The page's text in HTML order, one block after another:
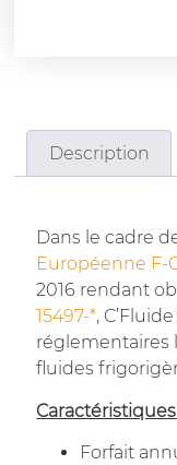
Description
Dans le cadre
Européenne F-
2016 rendant
15497-*,
réglementaires
fluides
Forfait